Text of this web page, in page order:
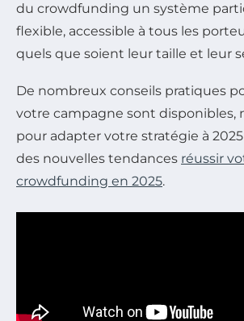
du crowdfunding un système
flexible, accessible à tous les
quels que soient leur taille et leur
De nombreux conseils pratiques
votre campagne sont disponibles,
pour adapter votre stratégie à
des nouvelles tendances réussir
crowdfunding en 2025.